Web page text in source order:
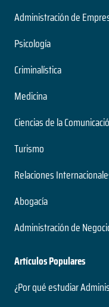
Administración de
Psicología
Criminalística
Medicina
Ciencias de la
Turismo
Relaciones
Abogacía
Administración de
Artículos Populares
¿Por qué estudiar